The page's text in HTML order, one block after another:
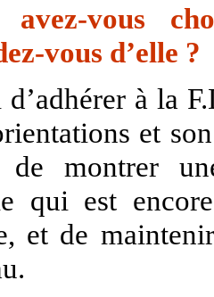
avez-vous
vous d’elle ?
d’adhérer à la
et
de montrer
qui est
et de